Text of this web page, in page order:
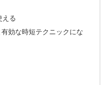
える
効な時短テクニックにな